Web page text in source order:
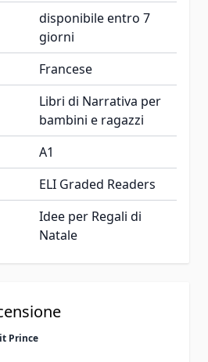
disponibile entro 7
giorni
Francese
Libri di Narrativa per
bambini e ragazzi
A1
ELI Graded Readers
Idee per Regali di
Natale
Prince